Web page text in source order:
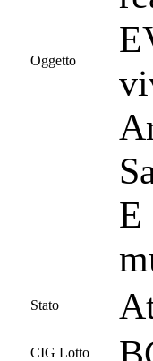
Oggetto
E
Stato
CIG Lotto